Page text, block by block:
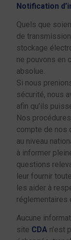
Notification
Quels que
de
stockage
ne pouvons en
absolue.
Si nous
sécurité, nous
afin qu’ils
Nos
compte de nos
au niveau
à informer
questions
leur fournir
les aider à
réglementaires
Aucune
site CDA n’est